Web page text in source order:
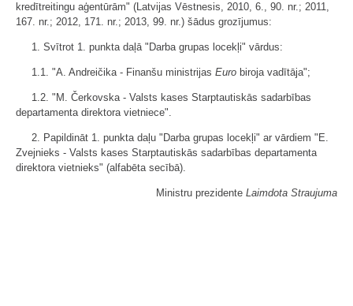
kredītreitingu aģentūrām" (Latvijas Vēstnesis, 2010, 6., 90. nr.; 2011,
167. nr.; 2012, 171. nr.; 2013, 99. nr.) šādus grozījumus:
1. Svītrot 1. punkta daļā "Darba grupas locekļi" vārdus:
1.1. "A. Andreičika - Finanšu ministrijas Euro biroja vadītāja";
1.2. "M. Čerkovska - Valsts kases Starptautiskās sadarbības
departamenta direktora vietniece".
2. Papildināt 1. punkta daļu "Darba grupas locekļi" ar vārdiem "E.
Zvejnieks - Valsts kases Starptautiskās sadarbības departamenta
direktora vietnieks" (alfabēta secībā).
Ministru prezidente Laimdota Straujuma